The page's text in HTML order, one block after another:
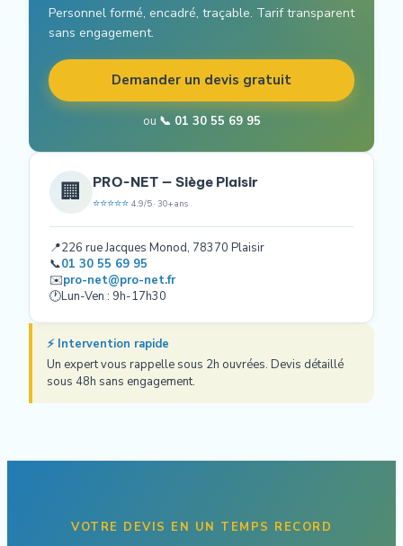
Personnel formé, encadré, traçable. Tarif transparent
sans engagement.
Demander un devis gratuit
ou 📞 01 30 55 69 95
🏢 PRO-NET — Siège Plaisir
⭐⭐⭐⭐⭐ 4.9/5 · 30+ ans
📍226 rue Jacques Monod, 78370 Plaisir
📞01 30 55 69 95
✉️pro-net@pro-net.fr
🕐Lun-Ven : 9h-17h30
⚡ Intervention rapide
Un expert vous rappelle sous 2h ouvrées. Devis détaillé
sous 48h sans engagement.
VOTRE DEVIS EN UN TEMPS RECORD